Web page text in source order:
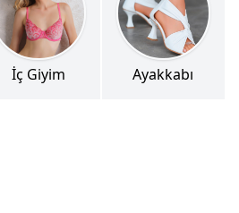
İç Giyim Ayakkabı